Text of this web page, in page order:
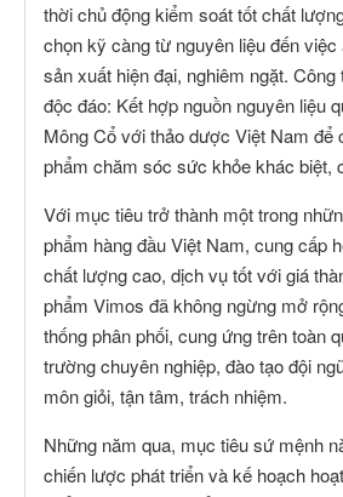
thời chủ động kiểm soát tốt chất
chọn kỹ càng từ nguyên liệu đến
sản xuất hiện đại, nghiêm ngặt.
độc đáo: Kết hợp nguồn nguyên liệu
Mông Cổ với thảo dược Việt Nam để
phẩm chăm sóc sức khỏe khác biệt,
Với mục tiêu trở thành một trong
phẩm hàng đầu Việt Nam, cung cấp
chất lượng cao, dịch vụ tốt với giá
phẩm Vimos đã không ngừng mở
thống phân phối, cung ứng trên toàn
trường chuyên nghiệp, đào tạo đội
môn giỏi, tận tâm, trách nhiệm.
Những năm qua, mục tiêu sứ mệnh
chiến lược phát triển và kế hoạch